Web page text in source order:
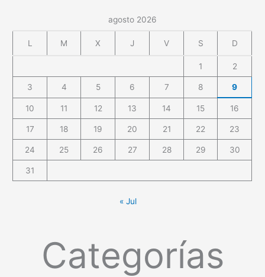
agosto 2026
L M X J V S D
1 2
3 4 5 6 7 8 9
10 11 12 13 14 15 16
17 18 19 20 21 22 23
24 25 26 27 28 29 30
31
« Jul
Categorías